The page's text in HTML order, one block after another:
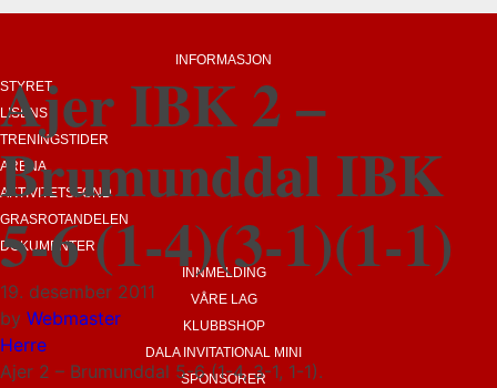
INFORMASJON
STYRET
LISENS
TRENINGSTIDER
ARENA
AKTIVITETSFOND
GRASROTANDELEN
DOKUMENTER
INNMELDING
VÅRE LAG
KLUBBSHOP
DALA INVITATIONAL MINI
SPONSORER
Ajer IBK 2 –
Brumunddal IBK
5-6 (1-4)(3-1)(1-1)
19. desember 2011
by Webmaster
Herre
Ajer 2 – Brumunddal 5-6 (1-4, 3-1, 1-1).